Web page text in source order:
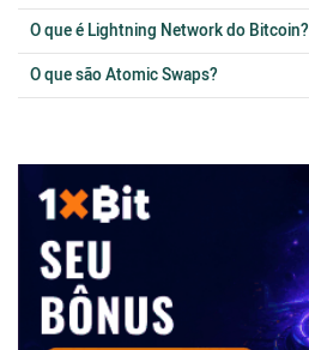
O que é Lightning Network do Bitcoin?
O que são Atomic Swaps?